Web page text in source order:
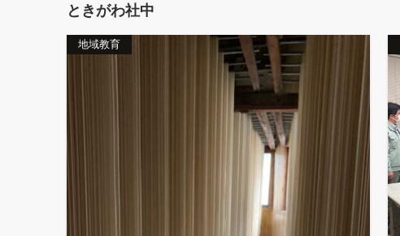
ときがわ社中
地域教育